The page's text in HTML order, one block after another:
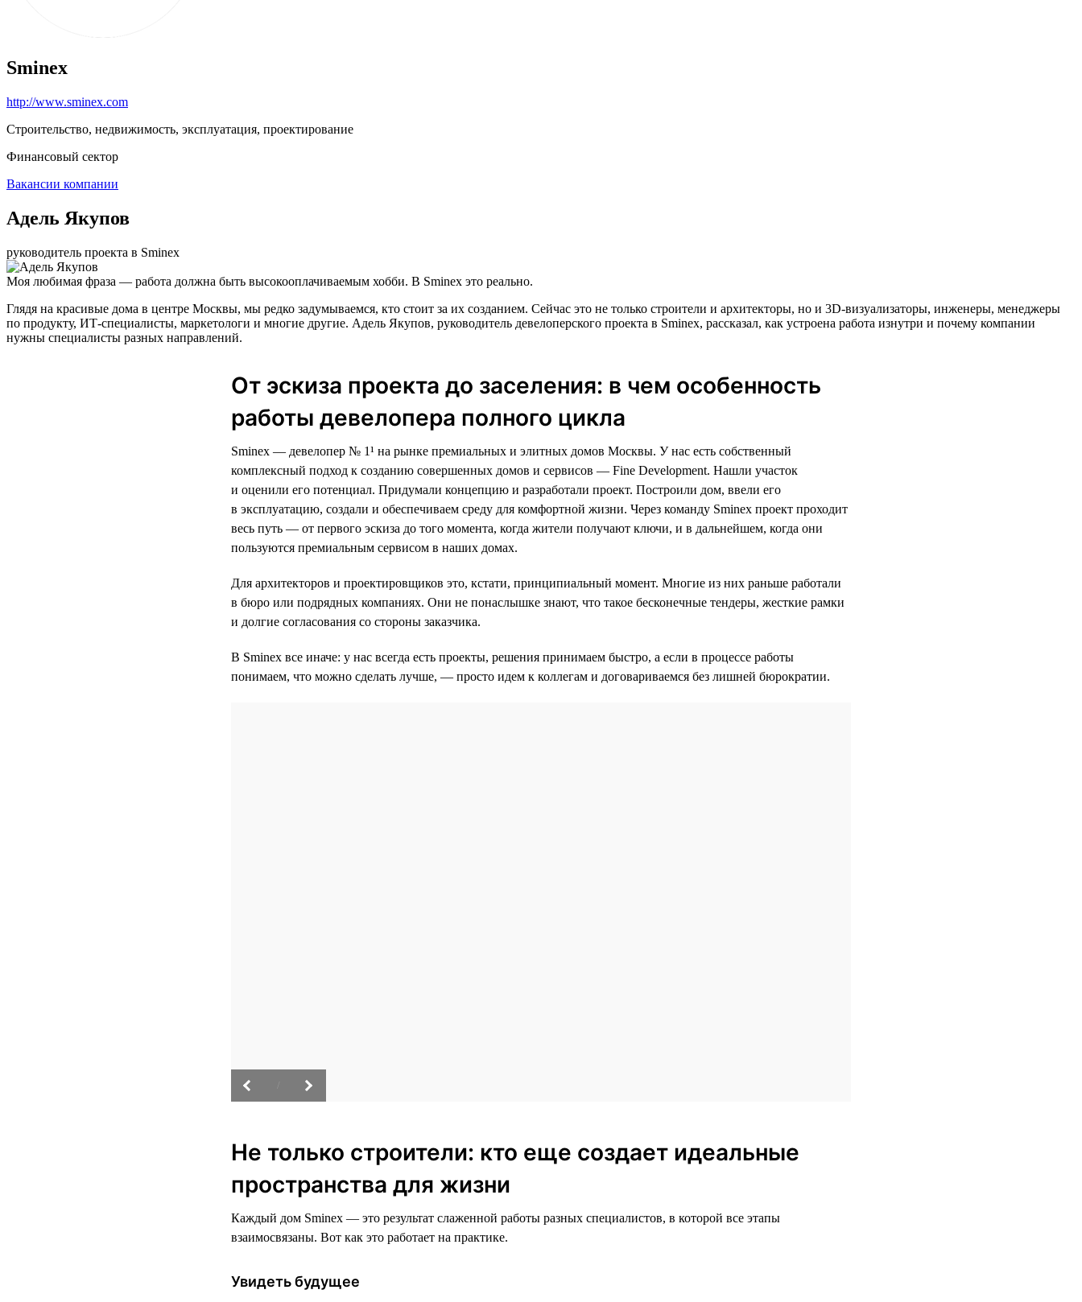
Sminex
http://www.sminex.com
Строительство, недвижимость, эксплуатация, проектирование
Финансовый сектор
Вакансии компании
Адель Якупов
руководитель проекта в Sminex
Моя любимая фраза — работа должна быть высокооплачиваемым хобби. В Sminex это реально.
Глядя на красивые дома в центре Москвы, мы редко задумываемся, кто стоит за их созданием. Сейчас это не только строители и архитекторы, но и 3D-визуализаторы, инженеры, менеджеры
по продукту, ИТ-специалисты, маркетологи и многие другие. Адель Якупов, руководитель девелоперского проекта в Sminex, рассказал, как устроена работа изнутри и почему компании
нужны специалисты разных направлений.
От эскиза проекта до заселения: в чем особенность
работы девелопера полного цикла
Sminex — девелопер № 1¹ на рынке премиальных и элитных домов Москвы. У нас есть собственный
комплексный подход к созданию совершенных домов и сервисов — Fine Development. Нашли участок
и оценили его потенциал. Придумали концепцию и разработали проект. Построили дом, ввели его
в эксплуатацию, создали и обеспечиваем среду для комфортной жизни. Через команду Sminex проект проходит
весь путь — от первого эскиза до того момента, когда жители получают ключи, и в дальнейшем, когда они
пользуются премиальным сервисом в наших домах.
Для архитекторов и проектировщиков это, кстати, принципиальный момент. Многие из них раньше работали
в бюро или подрядных компаниях. Они не понаслышке знают, что такое бесконечные тендеры, жесткие рамки
и долгие согласования со стороны заказчика.
В Sminex все иначе: у нас всегда есть проекты, решения принимаем быстро, а если в процессе работы
понимаем, что можно сделать лучше, — просто идем к коллегам и договариваемся без лишней бюрократии.
Не только строители: кто еще создает идеальные
пространства для жизни
Каждый дом Sminex — это результат слаженной работы разных специалистов, в которой все этапы
взаимосвязаны. Вот как это работает на практике.
Увидеть будущее